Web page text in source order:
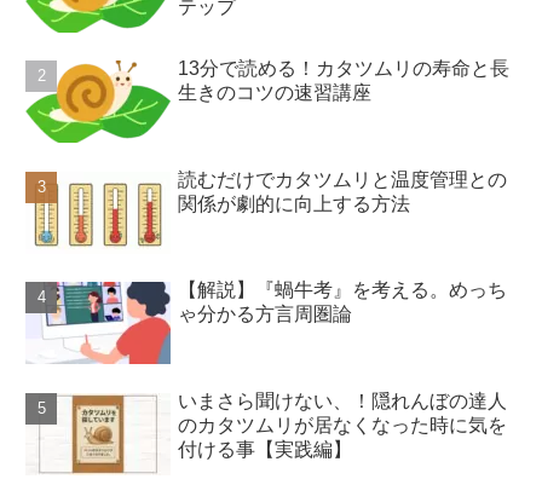
テップ
13分で読める！カタツムリの寿命と長
生きのコツの速習講座
読むだけでカタツムリと温度管理との
関係が劇的に向上する方法
【解説】『蝸牛考』を考える。めっち
ゃ分かる方言周圏論
いまさら聞けない、！隠れんぼの達人
のカタツムリが居なくなった時に気を
付ける事【実践編】